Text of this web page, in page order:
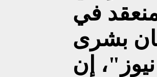
في
بشرى
إن